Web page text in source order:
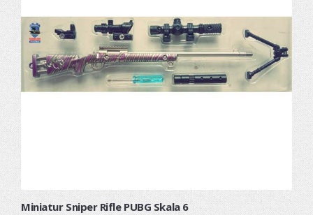
Miniatur Sniper Rifle PUBG Skala 6